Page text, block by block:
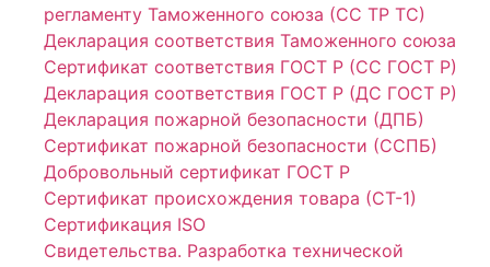
регламенту Таможенного союза (СС ТР ТС)
Декларация соответствия Таможенного союза
Сертификат соответствия ГОСТ Р (СС ГОСТ Р)
Декларация соответствия ГОСТ Р (ДС ГОСТ Р)
Декларация пожарной безопасности (ДПБ)
Сертификат пожарной безопасности (ССПБ)
Добровольный сертификат ГОСТ Р
Сертификат происхождения товара (СТ-1)
Сертификация ISO
Свидетельства. Разработка технической